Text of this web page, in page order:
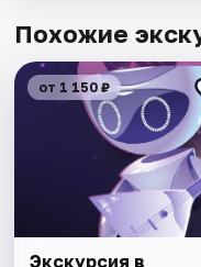
Похожие
от 1 150 ₽
Экскурсия в